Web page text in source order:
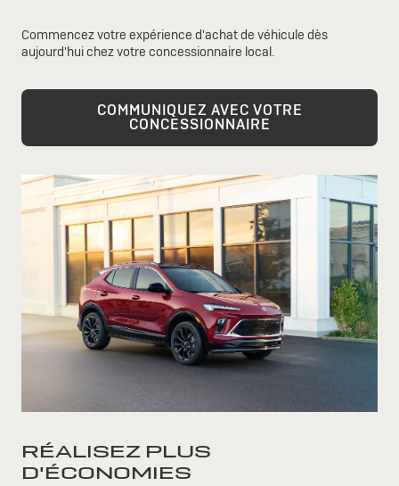
Commencez votre expérience d'achat de véhicule dès
aujourd'hui chez votre concessionnaire local.
COMMUNIQUEZ AVEC VOTRE
CONCESSIONNAIRE
RÉALISEZ PLUS
D'ÉCONOMIES